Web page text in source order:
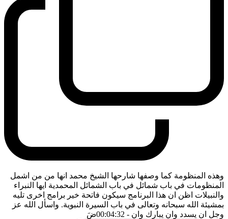
وهذه المنظومة كما وصفها شارحها الشيخ محمد انها من من اشمل
المنظومات في باب شمائل في باب الشمائل المحمدية ايها النبراء
والنبيلات اظن ان هذا البرنامج سيكون فاتحة خير برامج اخرى تليه
بمشيئة الله سبحانه وتعالى في باب السيرة النبوية. واسأل الله عز
وجل ان يسدد وان يبارك وان - 00:04:32 ضَ